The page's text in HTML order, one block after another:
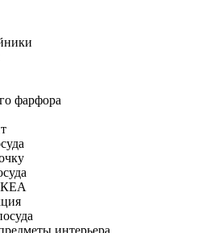
фарфора
интерьера